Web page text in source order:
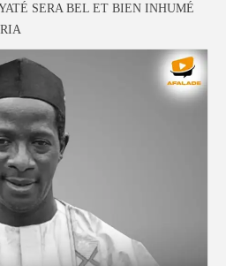
SERA BEL ET BIEN INHUMÉ